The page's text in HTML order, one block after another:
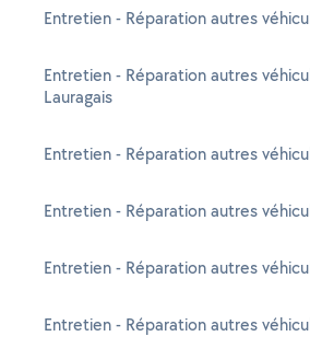
Entretien - Réparation autres
Entretien - Réparation autres
Lauragais
Entretien - Réparation autres
Entretien - Réparation autres
Entretien - Réparation autres
Entretien - Réparation autres